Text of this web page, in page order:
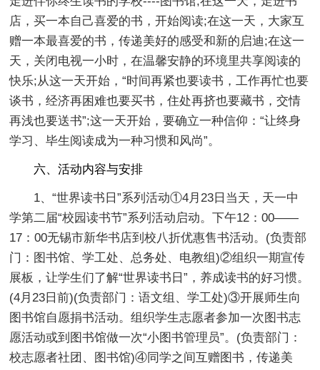
店，买一本自己喜爱的书，开始阅读;在这一天，大家互
赠一本最喜爱的书，传递美好的感受和新的启迪;在这一
天，关闭电视一小时，在温馨安静的环境里共享阅读的
快乐;从这一天开始，“时间再紧也要读书，工作再忙也要
谈书，经济再困难也要买书，住处再挤也要藏书，交情
再浅也要送书”;这一天开始，要确立一种信仰：“让终身
学习、毕生阅读成为一种习惯和风尚”。
六、活动内容与安排
1、“世界读书日”系列活动①4月23日当天，天一中
学第二届“校园读书节”系列活动启动。下午12：00——
17：00无锡市新华书店到校八折优惠售书活动。(负责部
门：图书馆、学工处、总务处、电教组)②组织一期宣传
展板，让学生们了解“世界读书日”，养成读书的好习惯。
(4月23日前)(负责部门：语文组、学工处)③开展师生向
图书馆自愿捐书活动。组织学生志愿者参加一次图书志
愿活动或到图书馆做一次“小图书管理员”。(负责部门：
校志愿者社团、图书馆)④同学之间互赠图书，传递美